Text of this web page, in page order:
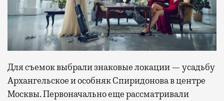
Для съемок выбрали знаковые локации — усадьбу
Архангельское и особняк Спиридонова в центре
Москвы. Первоначально еще рассматривали